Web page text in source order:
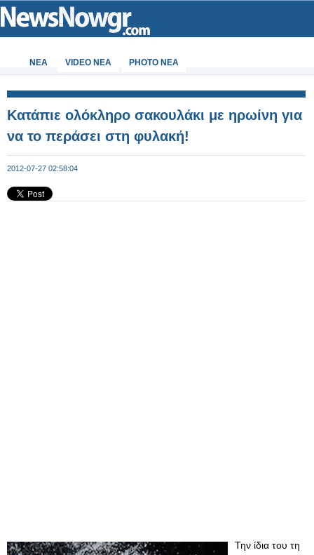
ΝΕΑ VIDEO NEA PHOTO NEA
Κατάπιε ολόκληρο σακουλάκι με ηρωίνη για
να το περάσει στη φυλακή!
2012-07-27 02:58:04
Την ίδια του τη